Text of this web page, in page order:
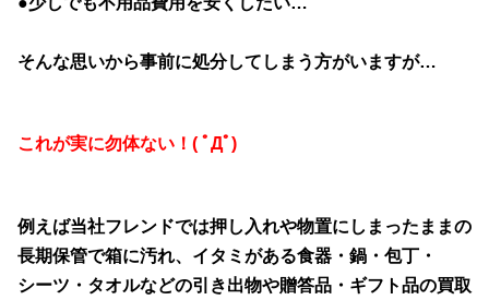
そんな思いから事前に処分してしまう方がいますが…
これが実に勿体ない！( ﾟДﾟ)
例えば当社フレンドでは押し入れや物置にしまったままの
長期保管で箱に汚れ、イタミがある食器・鍋・包丁・
シーツ・タオルなどの引き出物や贈答品・ギフト品の買取